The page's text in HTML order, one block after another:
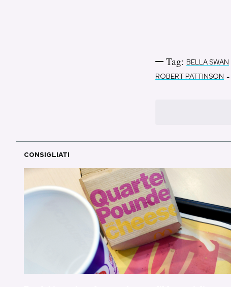
Tag: BELLA SWAN
ROBERT PATTINSON -
CONSIGLIATI